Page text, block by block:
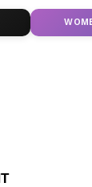
ಸಾವಿರಕ್ಕೂ